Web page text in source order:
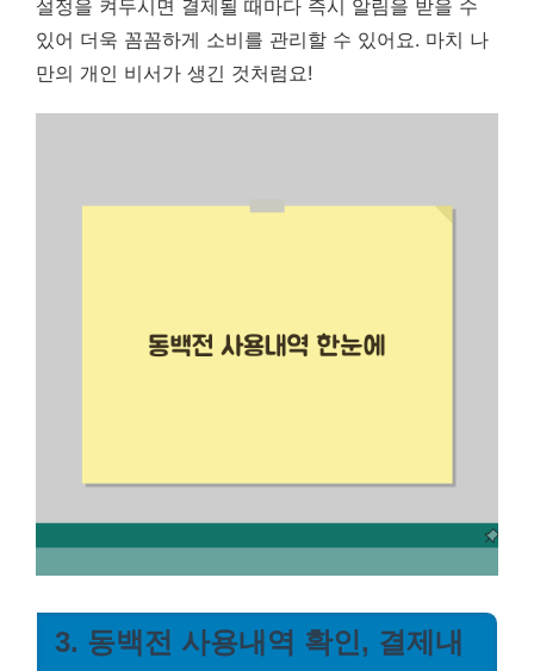
설정을 켜두시면 결제될 때마다 즉시 알림을 받을 수
있어 더욱 꼼꼼하게 소비를 관리할 수 있어요. 마치 나
만의 개인 비서가 생긴 것처럼요!
3. 동백전 사용내역 확인, 결제내